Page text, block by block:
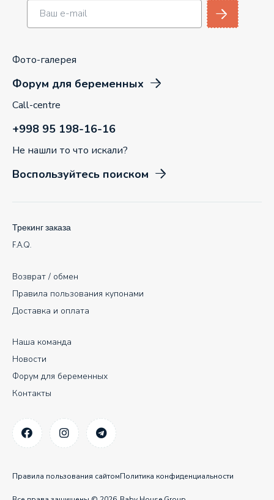
Фото-галерея
Форум для беременных
Call-centre
+998 95 198-16-16
Не нашли то что искали?
Воспользуйтесь поиском
Правила пользования сайтомПолитика конфиденциальности
Наша команда
Новости
Форум для беременных
Контакты
Возврат / обмен
Правила пользования купонами
Доставка и оплата
Трекинг заказа
F.A.Q.